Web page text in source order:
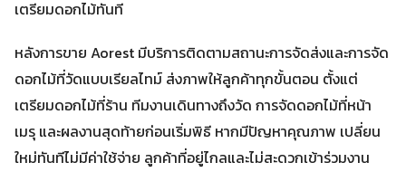
เตรียมดอกไม้ทันที
หลังการขาย Aorest มีบริการติดตามสถานะการจัดส่งและการจัด
ดอกไม้ที่วัดแบบเรียลไทม์ ส่งภาพให้ลูกค้าทุกขั้นตอน ตั้งแต่
เตรียมดอกไม้ที่ร้าน ทีมงานเดินทางถึงวัด การจัดดอกไม้ที่หน้า
เมรุ และผลงานสุดท้ายก่อนเริ่มพิธี หากมีปัญหาคุณภาพ เปลี่ยน
ใหม่ทันทีไม่มีค่าใช้จ่าย ลูกค้าที่อยู่ไกลและไม่สะดวกเข้าร่วมงาน